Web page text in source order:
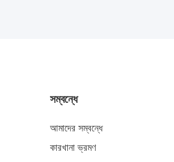
সম্বন্ধে
আমাদের সম্বন্ধে
কারখানা ভ্রমণ